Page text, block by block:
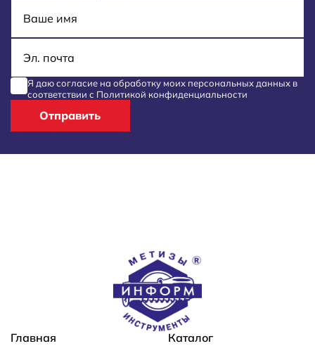
Я даю согласие на обработку моих персональных данных в
соответствии с Политикой конфиденциальности
Отправить
Основная навигация
Главная
Каталог